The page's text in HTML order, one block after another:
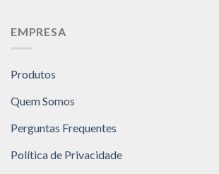
EMPRESA
Produtos
Quem Somos
Perguntas Frequentes
Política de Privacidade